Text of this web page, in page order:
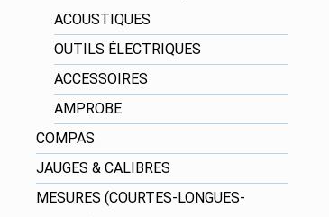
ACOUSTIQUES
OUTILS ÉLECTRIQUES
ACCESSOIRES
AMPROBE
COMPAS
JAUGES & CALIBRES
MESURES (COURTES-LONGUES-